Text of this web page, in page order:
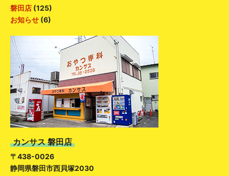
磐田店 (125)
お知らせ (6)
カンサス 磐田店
〒438-0026
静岡県磐田市西貝塚2030